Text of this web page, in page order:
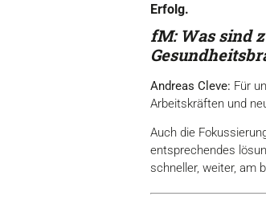
Erfolg.
fM: Was sind
Andreas Cleve: Für
Arbeitskräften und
Auch die
entsprechendes
schneller, weiter, am